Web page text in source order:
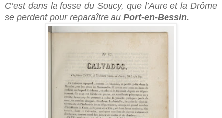
C’est dans la fosse du Soucy, que l’Aure et la Drôme
se perdent pour reparaître au Port-en-Bessin.